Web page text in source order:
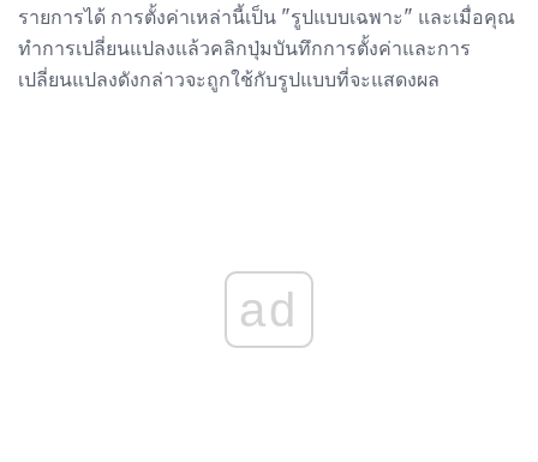
รายการได้ การตั้งค่าเหล่านี้เป็น "รูปแบบเฉพาะ" และเมื่อคุณ
ทำการเปลี่ยนแปลงแล้วคลิกปุ่มบันทึกการตั้งค่าและการ
เปลี่ยนแปลงดังกล่าวจะถูกใช้กับรูปแบบที่จะแสดงผล
ad